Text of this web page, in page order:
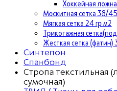
Хоккейная
Москитная сетка 38/
Мягкая сетка 24 гр м2
Трикотажная
Жесткая сетка (фатин)
Синтепон
Спанбонд
Стропа текстильная
сумочная)